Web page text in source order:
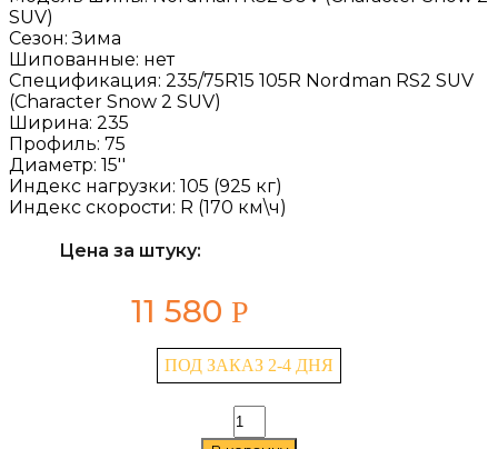
SUV)
Сезон:Зима
Шипованные: нет
Спецификация: 235/75R15 105R Nordman RS2 SUV
(Character Snow 2 SUV)
Ширина: 235
Профиль: 75
Диаметр: 15''
Индекс нагрузки: 105 (925 кг)
Индекс скорости: R (170 км\ч)
Цена за штуку:
11 580 Р
ПОД ЗАКАЗ 2-4 ДНЯ
Количество
товара